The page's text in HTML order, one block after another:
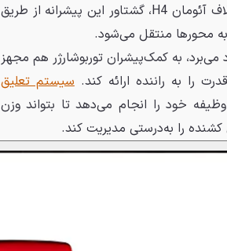
توان تولید حداکثر 2,300 نیوتن‌متر گشتاور را دارد. برخلاف آئومان H4، گشتاور این پیشرانه از طریق
دنده جلو و 4 دنده عقب سود می‌برد، به کمک‌پیشران توربوشارژر هم مجهز
سیستم تعلیق
خود را انجام می‌دهد تا بتواند وزن